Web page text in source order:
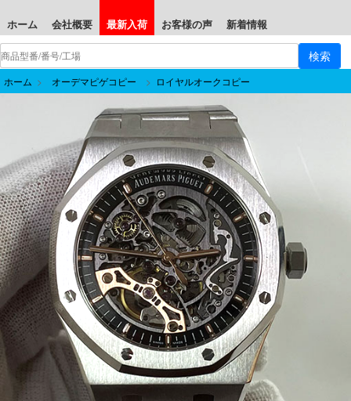
ホーム 会社概要 最新入荷 お客様の声 新着情報
ホーム > オーデマピゲコピー > ロイヤルオークコピー